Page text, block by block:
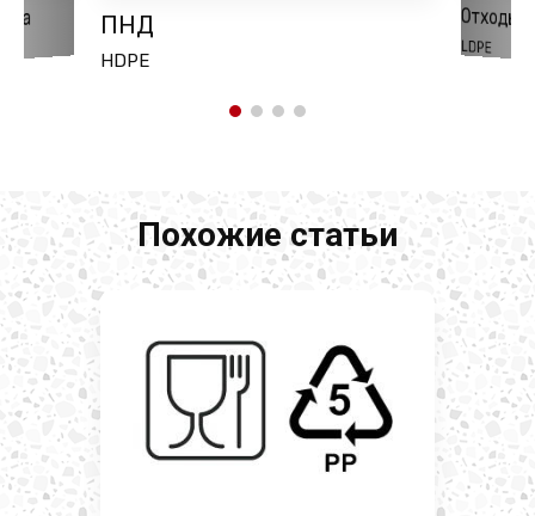
ПНД
HDPE
Отходы
LDPE
Похожие статьи